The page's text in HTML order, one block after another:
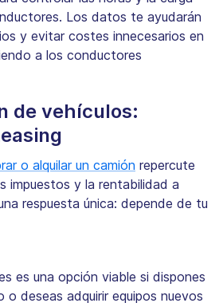
Los datos te ayudarán
y evitar costes innecesarios en
a los conductores
de vehículos:
o alquilar un camión repercute
impuestos y la rentabilidad a
respuesta única: depende de tu
es una opción viable si dispones
o deseas adquirir equipos nuevos